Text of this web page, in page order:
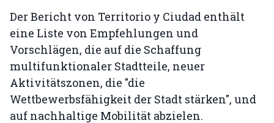
Der Bericht von Territorio y Ciudad enthält
eine Liste von Empfehlungen und
Vorschlägen, die auf die Schaffung
multifunktionaler Stadtteile, neuer
Aktivitätszonen, die "die
Wettbewerbsfähigkeit der Stadt stärken", und
auf nachhaltige Mobilität abzielen.